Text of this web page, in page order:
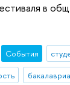
в
События